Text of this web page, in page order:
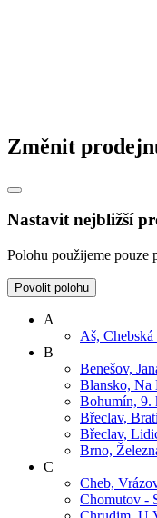
Změnit
Nastavit nejbližší
Polohu použijeme pouze
Povolit polohu
A
Aš, Chebská
B
Benešov,
Blansko, Na
Bohumín, 9.
Břeclav,
Břeclav,
Brno,
C
Cheb,
Chomutov -